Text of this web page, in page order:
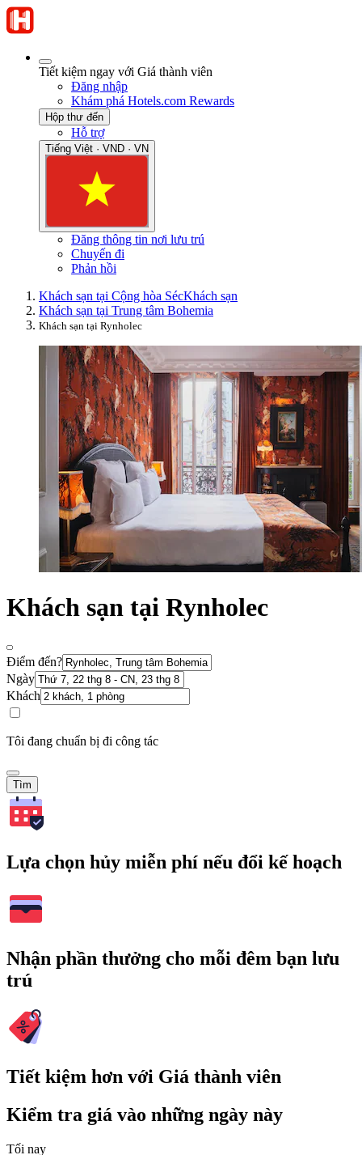
Tiết kiệm ngay với Giá thành viên
Đăng nhập
Khám phá Hotels.com Rewards
Hộp thư đến
Hỗ trợ
Tiếng Việt · VND · VN
Đăng thông tin nơi lưu trú
Chuyến đi
Phản hồi
Khách sạn tại Cộng hòa SécKhách sạn
Khách sạn tại Trung tâm Bohemia
Khách sạn tại Rynholec
Khách sạn tại Rynholec
Điểm đến?
Ngày
Khách
Tôi đang chuẩn bị đi công tác
Tìm
Lựa chọn hủy miễn phí nếu đổi kế hoạch
Nhận phần thưởng cho mỗi đêm bạn lưu
trú
Tiết kiệm hơn với Giá thành viên
Kiểm tra giá vào những ngày này
Tối nay